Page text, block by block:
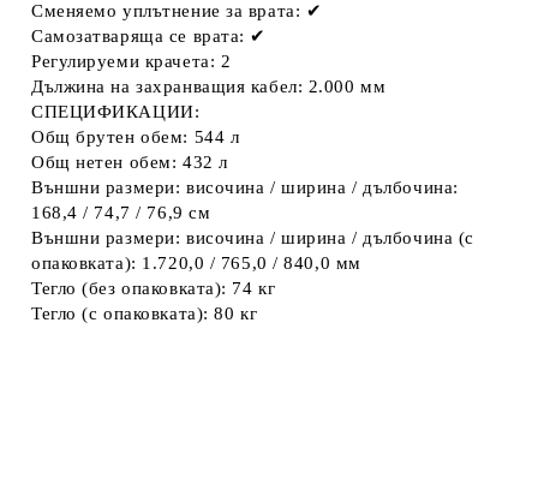
Сменяемо уплътнение за врата: ✔
Самозатваряща се врата: ✔
Регулируеми крачета: 2
Дължина на захранващия кабел: 2.000 мм
СПЕЦИФИКАЦИИ:
Общ брутен обем: 544 л
Общ нетен обем: 432 л
Външни размери: височина / ширина / дълбочина:
168,4 / 74,7 / 76,9 см
Външни размери: височина / ширина / дълбочина (с
опаковката): 1.720,0 / 765,0 / 840,0 мм
Тегло (без опаковката): 74 кг
Тегло (с опаковката): 80 кг